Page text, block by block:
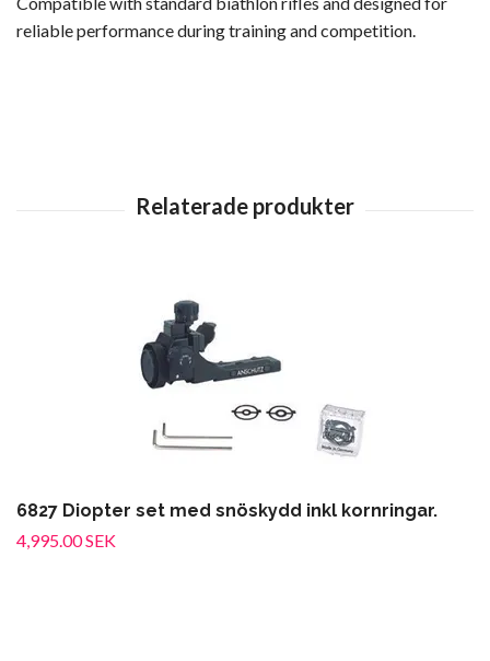
reliable performance during training and competition.
6827 Diopter set med snöskydd inkl kornringar.
4,995.00 SEK